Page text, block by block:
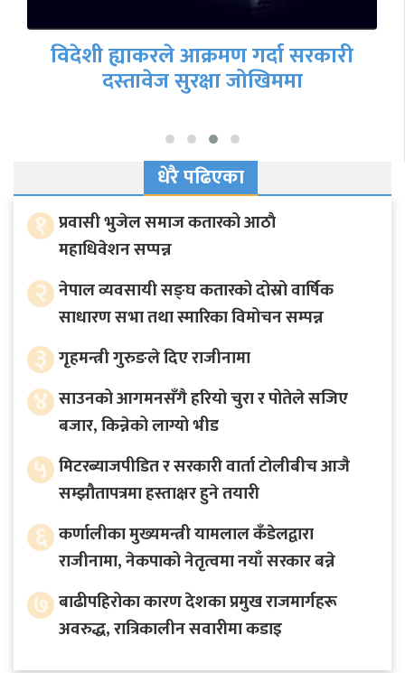
धेरै पढिएका
१ प्रवासी भुजेल समाज कतारको आठाै
महाधिवेशन सप्पन्न
२ नेपाल व्यवसायी सङ्घ कतारको दोस्रो वार्षिक
साधारण सभा तथा स्मारिका विमोचन सम्पन्न
३ गृहमन्त्री गुरुङले दिए राजीनामा
४ साउनको आगमनसँगै हरियो चुरा र पोतेले सजिए
बजार, किन्नेको लाग्यो भीड
५ मिटरब्याजपीडित र सरकारी वार्ता टोलीबीच आजै
सम्झौतापत्रमा हस्ताक्षर हुने तयारी
६ कर्णालीका मुख्यमन्त्री यामलाल कँडेलद्वारा
राजीनामा, नेकपाको नेतृत्वमा नयाँ सरकार बन्ने
७ बाढीपहिरोका कारण देशका प्रमुख राजमार्गहरू
अवरुद्ध, रात्रिकालीन सवारीमा कडाइ